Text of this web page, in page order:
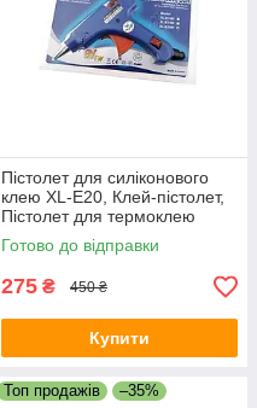
Пістолет для силіконового
клею XL-E20, Клей-пістолет,
Пістолет для термоклею
Готово до відправки
275 ₴ 450 ₴
Купити
Топ продажів –35%